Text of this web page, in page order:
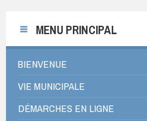
MENU PRINCIPAL
BIENVENUE
VIE MUNICIPALE
DÉMARCHES EN LIGNE